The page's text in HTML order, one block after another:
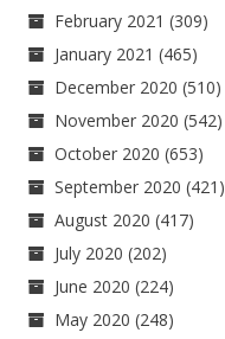
February 2021 (309)
January 2021 (465)
December 2020 (510)
November 2020 (542)
October 2020 (653)
September 2020 (421)
August 2020 (417)
July 2020 (202)
June 2020 (224)
May 2020 (248)